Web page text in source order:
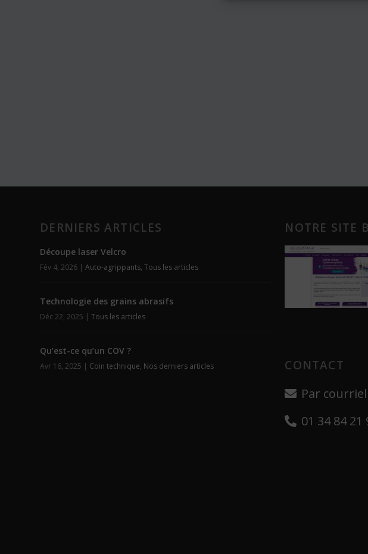
DERNIERS ARTICLES
Découpe laser Velcro
Fév 4, 2026 |Auto-agrippants,Tous les articles
Technologie des grains abrasifs
Déc 22, 2025 |Tous les articles
Qu’est-ce qu’un COV ?
Avr 16, 2025 | Coin technique, Nos derniers articles
NOTRE SITE
CONTACT
Par courriel
01 34 84 21